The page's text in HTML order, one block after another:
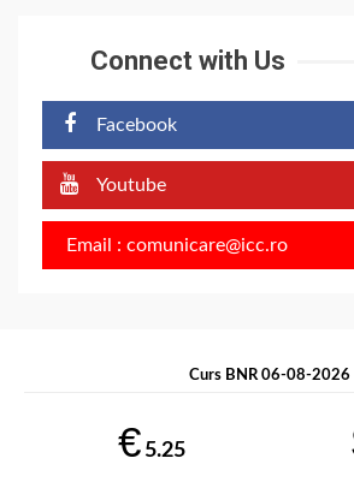
Connect with Us
Facebook
Youtube
Email : comunicare@icc.ro
Curs BNR 06-08-2026
€ 5.25